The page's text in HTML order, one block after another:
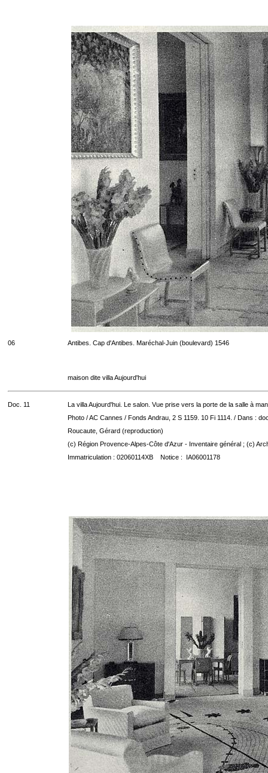
06 Antibes. Cap d'Antibes. Maréchal-Juin (boulevard) 1546
maison dite villa Aujourd'hui
Doc. 11
La villa Aujourd'hui. Le salon. Vue prise vers la porte de la salle à
Photo / AC Cannes / Fonds Andrau, 2 S 1159. 10 Fi 1114. / Dans :
Roucaute, Gérard (reproduction)
(c) Région Provence-Alpes-Côte d'Azur - Inventaire général ; (c)
Immatriculation : 02060114XB Notice : IA06001178